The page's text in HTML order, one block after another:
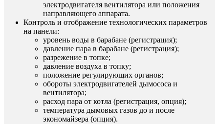
электродвигателя вентилятора или положения
направляющего аппарата.
Контроль и отображение технологических параметров
на панели:
уровень воды в барабане (регистрация);
давление пара в барабане (регистрация);
разрежение в топке;
давление воздуха в топку;
положение регулирующих органов;
обороты электродвигателей дымососа и
вентилятора;
расход пара от котла (регистрация, опция);
температура дымовых газов до и после
экономайзера (опция).